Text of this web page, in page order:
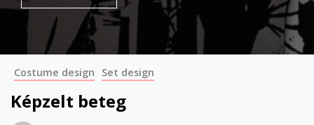
Costume design Set design
Képzelt beteg